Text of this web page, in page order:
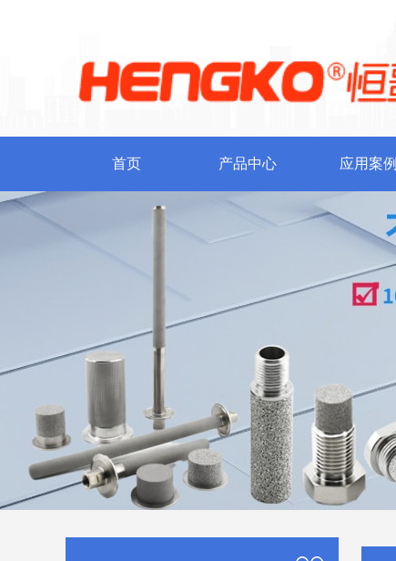
首页 产品中心 应用案例